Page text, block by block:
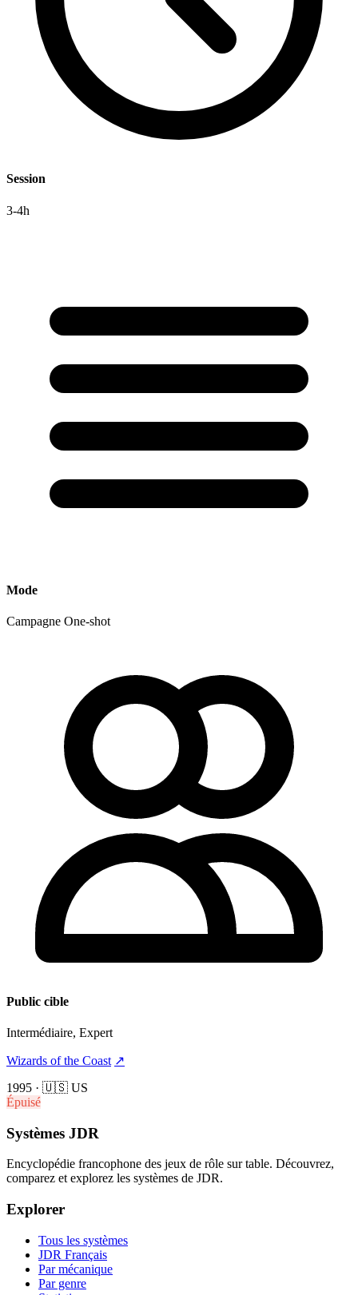
Session
3-4h
Mode
Campagne One-shot
Public cible
Intermédiaire, Expert
Wizards of the Coast ↗
1995 · 🇺🇸 US
Épuisé
Systèmes JDR
Encyclopédie francophone des jeux de rôle sur table. Découvrez,
comparez et explorez les systèmes de JDR.
Explorer
Tous les systèmes
JDR Français
Par mécanique
Par genre